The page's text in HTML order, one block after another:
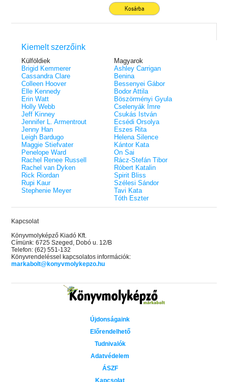
Kosárba
Kiemelt szerzőink
Külföldiek
Brigid Kemmerer
Cassandra Clare
Colleen Hoover
Elle Kennedy
Erin Watt
Holly Webb
Jeff Kinney
Jennifer L. Armentrout
Jenny Han
Leigh Bardugo
Maggie Stiefvater
Penelope Ward
Rachel Renee Russell
Rachel van Dyken
Rick Riordan
Rupi Kaur
Stephenie Meyer
Magyarok
Ashley Carrigan
Benina
Bessenyei Gábor
Bodor Attila
Böszörményi Gyula
Cselenyák Imre
Csukás István
Ecsédi Orsolya
Eszes Rita
Helena Silence
Kántor Kata
On Sai
Rácz-Stefán Tibor
Róbert Katalin
Spirit Bliss
Szélesi Sándor
Tavi Kata
Tóth Eszter
Kapcsolat
Könyvmolyképző Kiadó Kft.
Címünk: 6725 Szeged, Dobó u. 12/B
Telefon: (62) 551-132
Könyvrendeléssel kapcsolatos információk:
markabolt@konyvmolykepzo.hu
Újdonságaink
Előrendelhető
Tudnivalók
Adatvédelem
ÁSZF
Kapcsolat